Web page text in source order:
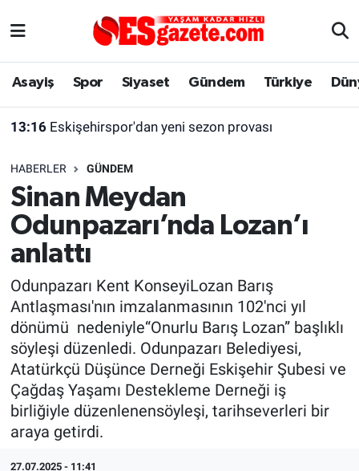
Asayiş Spor Siyaset Gündem Türkiye
13:16 Eskişehirspor'dan yeni sezon provası
HABERLER GÜNDEM
Sinan Meydan
Odunpazarı’nda Lozan’ı
anlattı
Odunpazarı Kent KonseyiLozan Barış
Antlaşması'nın imzalanmasının 102'nci yıl
dönümü nedeniyle“Onurlu Barış Lozan” başlıklı
söyleşi düzenledi. Odunpazarı Belediyesi,
Atatürkçü Düşünce Derneği Eskişehir Şubesi ve
Çağdaş Yaşamı Destekleme Derneği iş
birliğiyle düzenlenensöyleşi, tarihseverleri bir
araya getirdi.
27.07.2025 - 11:41
Asayiş
Gündem
Türkiye
Dünya
Sağlık
Alış-Veriş/İş dünyası
Yaşam
Eskişehirspor Arşivi
Eskişehir Arşivi
Röportaj
Ekonomi
Kültür Sanat
Politika
Bilecik
Eskişehir Nöbetçi Eczaneler
Süper Lig Puan Durumu ve Fikstür
Tüm Manşetler
Son Dakika Haberleri
Haber Arşivi